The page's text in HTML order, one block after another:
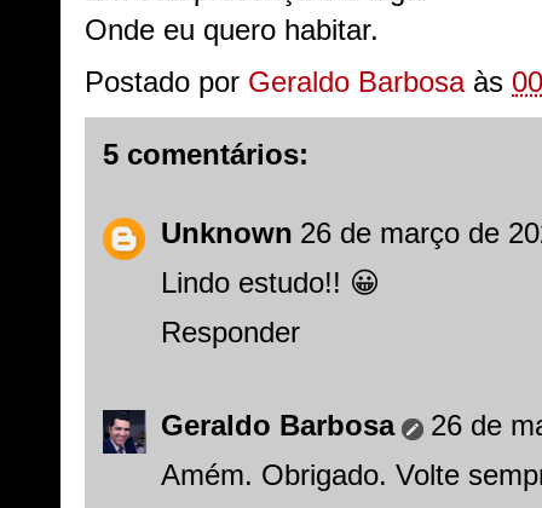
Onde eu quero habitar.
Postado por Geraldo Barbosa às
5 comentários:
Unknown 26 de março de
Lindo estudo!! 😀
Responder
Geraldo Barbosa
26 de
Amém. Obrigado. Volte